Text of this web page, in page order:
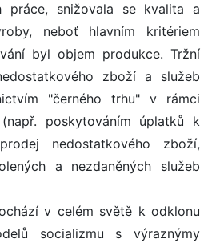
snižovala se kvalita a
neboť hlavním kritériem
byl objem produkce. Tržní
zboží a služeb
"černého trhu" v rámci
poskytováním úplatků k
nedostatkového zboží,
a nezdaněných služeb
v celém světě k odklonu
socializmu s výraznýmy